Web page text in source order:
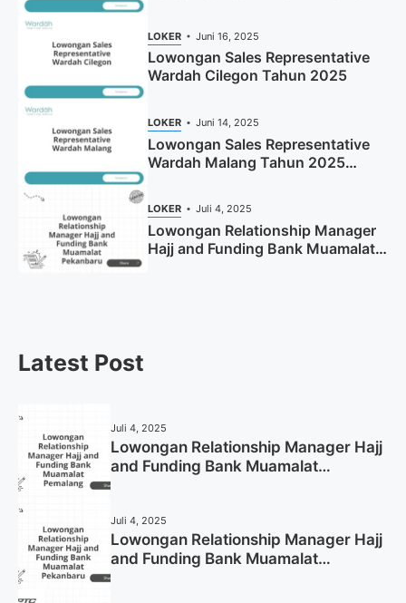
LOKER Juni 16, 2025
Lowongan Sales Representative
Wardah Cilegon Tahun 2025
LOKER Juni 14, 2025
Lowongan Sales Representative
Wardah Malang Tahun 2025
LOKER Juli 4, 2025
Lowongan Relationship Manager
Hajj and Funding Bank Muamalat
Latest Post
Juli 4, 2025
Lowongan Relationship Manager Hajj
and Funding Bank Muamalat
Juli 4, 2025
Lowongan Relationship Manager Hajj
and Funding Bank Muamalat